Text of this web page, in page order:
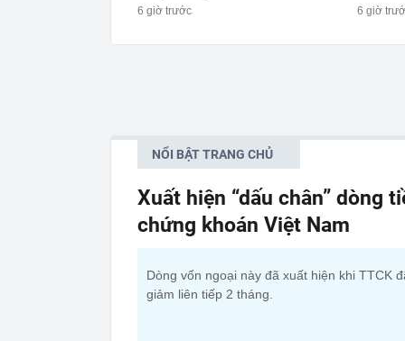
6 giờ trước 6 giờ
NỔI BẬT TRANG CHỦ
Xuất hiện “dấu chân” dòng
chứng khoán Việt Nam
Dòng vốn ngoại này đã xuất hiện khi TTCK
giảm liên tiếp 2 tháng.